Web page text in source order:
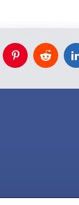
PinterestReddit